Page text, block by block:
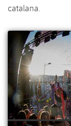
catalana.